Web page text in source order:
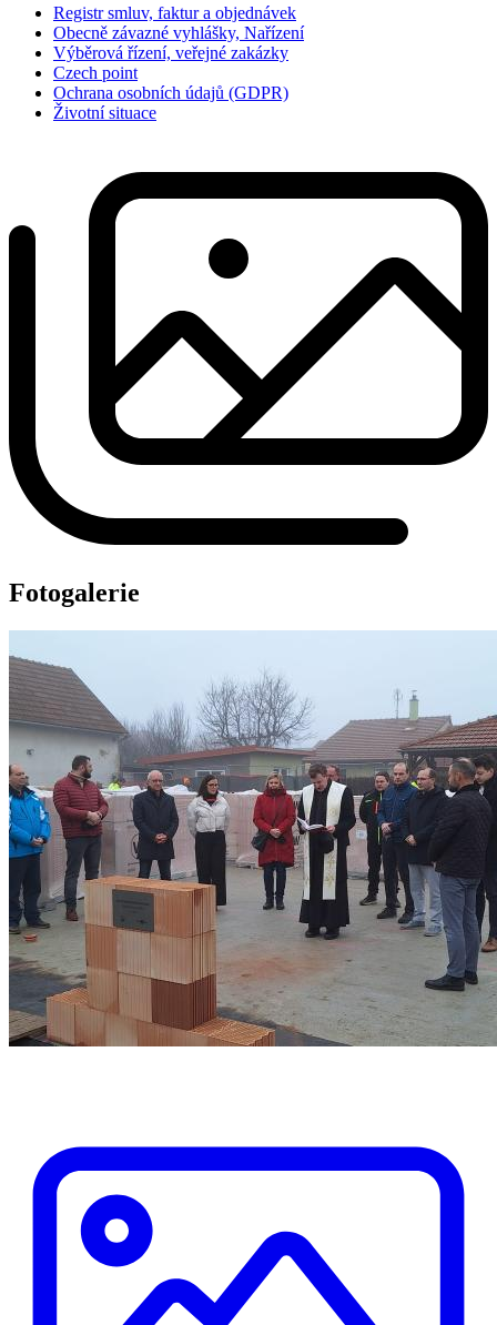
Registr smluv, faktur a objednávek
Obecně závazné vyhlášky, Nařízení
Výběrová řízení, veřejné zakázky
Czech point
Ochrana osobních údajů (GDPR)
Životní situace
Fotogalerie